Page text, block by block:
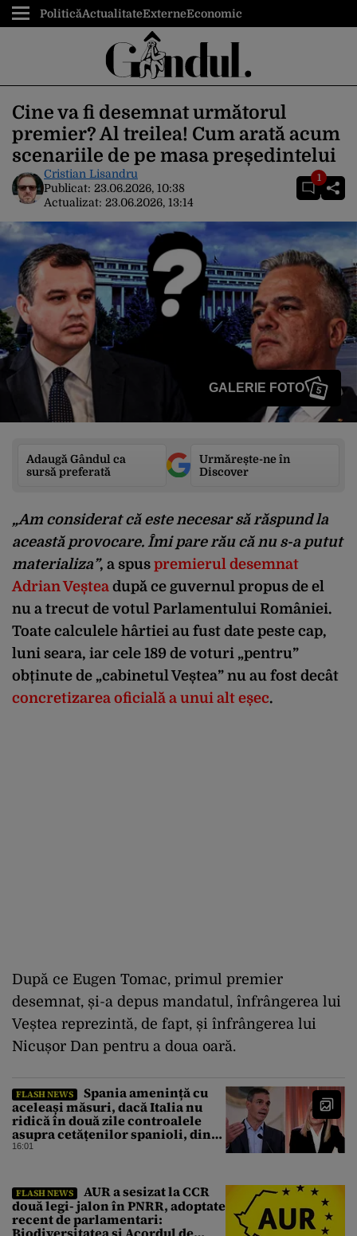
PoliticăActualitateExterneEconomic
Cine va fi desemnat următorul
premier? Al treilea! Cum arată acum
scenariile de pe masa președintelui
Cristian Lisandru
Publicat: 23.06.2026, 10:38
Actualizat: 23.06.2026, 13:14
1
GALERIE FOTO 5
Adaugă Gândul ca
sursă preferată
Urmărește-ne în
Discover
„Am considerat că este necesar să răspund la
această provocare. Îmi pare rău că nu s-a putut
materializa”, a spus premierul desemnat
Adrian Veștea după ce guvernul propus de el
nu a trecut de votul Parlamentului României.
Toate calculele hârtiei au fust date peste cap,
luni seara, iar cele 189 de voturi „pentru”
obținute de „cabinetul Veștea” nu au fost decât
concretizarea oficială a unui alt eșec.
După ce Eugen Tomac, primul premier
desemnat, și-a depus mandatul, înfrângerea lui
Veștea reprezintă, de fapt, și înfrângerea lui
Nicușor Dan pentru a doua oară.
FLASH NEWS
Spania amenință cu
aceleași măsuri, dacă Italia nu
ridică în două zile controalele
asupra cetățenilor spanioli, din
cauza crizei migrației
16:01
FLASH NEWS
AUR a sesizat la CCR
două legi- jalon în PNRR, adoptate
recent de parlamentari: